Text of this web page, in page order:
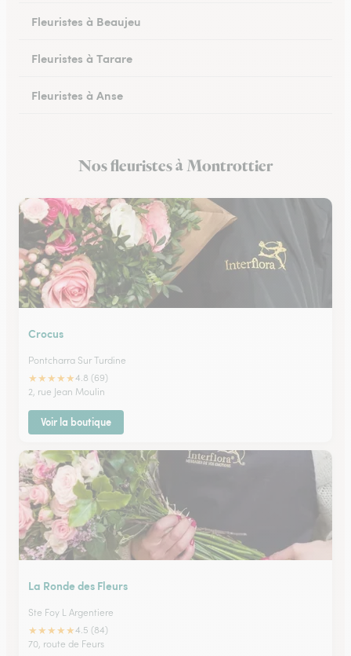
Fleuristes à Beaujeu
Fleuristes à Tarare
Fleuristes à Anse
Fleuristes à Amplepuis
Nos fleuristes à Montrottier
Crocus
Pontcharra Sur Turdine
★★★★★4.8 (69)
2, rue Jean Moulin
Voir la boutique
La Ronde des Fleurs
Ste Foy L Argentiere
★★★★★4.5 (84)
70, route de Feurs